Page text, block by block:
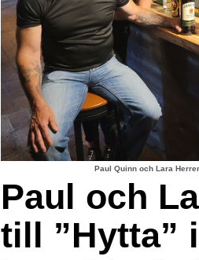
Paul Quinn och Lara
Paul och
till ”Hytta”